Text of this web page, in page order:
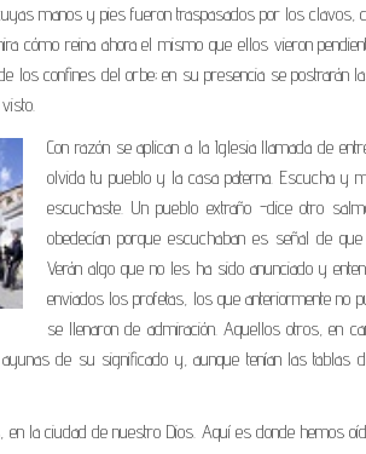
manos y pies fueron traspasados por los clavos,
cómo reina ahora el mismo que ellos vieron
los confines del orbe; en su presencia se postrarán
Con razón se aplican a la Iglesia llamada de
olvida tu pueblo y la casa paterna. Escucha y
escuchaste. Un pueblo extraño -dice otro
obedecían porque escuchaban es señal de
Verán algo que no les ha sido anunciado y
enviados los profetas, los que anteriormente no
se llenaron de admiración. Aquellos otros, en
de su significado y, aunque tenían las
en la ciudad de nuestro Dios. Aquí es donde hemos